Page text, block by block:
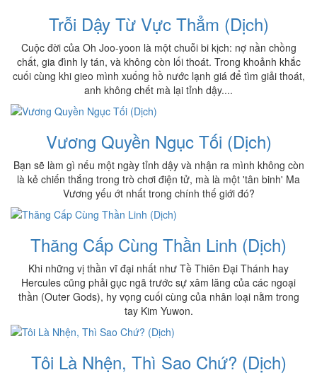
Trỗi Dậy Từ Vực Thẳm (Dịch)
Cuộc đời của Oh Joo-yoon là một chuỗi bi kịch: nợ nần chồng
chất, gia đình ly tán, và không còn lối thoát. Trong khoảnh khắc
cuối cùng khi gieo mình xuống hồ nước lạnh giá để tìm giải thoát,
anh không chết mà lại tỉnh dậy....
Vương Quyền Ngục Tối (Dịch)
Bạn sẽ làm gì nếu một ngày tỉnh dậy và nhận ra mình không còn
là kẻ chiến thắng trong trò chơi điện tử, mà là một 'tân binh' Ma
Vương yếu ớt nhất trong chính thế giới đó?
Thăng Cấp Cùng Thần Linh (Dịch)
Khi những vị thần vĩ đại nhất như Tề Thiên Đại Thánh hay
Hercules cũng phải gục ngã trước sự xâm lăng của các ngoại
thần (Outer Gods), hy vọng cuối cùng của nhân loại nằm trong
tay Kim Yuwon.
Tôi Là Nhện, Thì Sao Chứ? (Dịch)